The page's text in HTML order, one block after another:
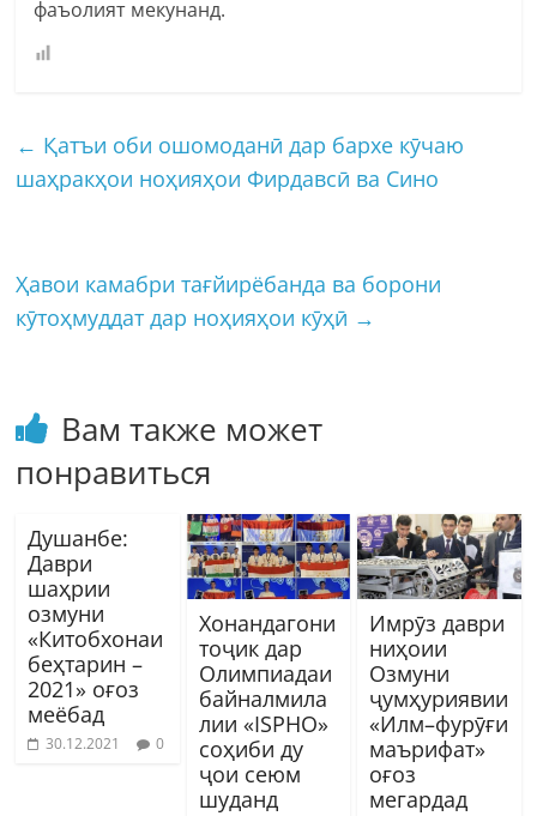
фаъолият мекунанд.
← Қатъи оби ошомоданӣ дар бархе кӯчаю
шаҳракҳои ноҳияҳои Фирдавсӣ ва Сино
Ҳавои камабри тағйирёбанда ва борони
кӯтоҳмуддат дар ноҳияҳои кӯҳӣ →
Вам также может
понравиться
Душанбе:
Даври
шаҳрии
озмуни
«Китобхонаи
беҳтарин –
2021» оғоз
меёбад
30.12.2021 0
Хонандагони
тоҷик дар
Олимпиадаи
байналмила
лии «ISPHO»
соҳиби ду
ҷои сеюм
шуданд
Имрӯз даври
ниҳоии
Озмуни
ҷумҳуриявии
«Илм–фурӯғи
маърифат»
оғоз
мегардад